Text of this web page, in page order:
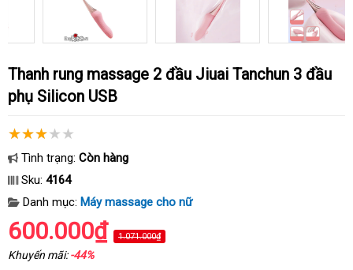
Thanh rung massage 2 đầu Jiuai Tanchun 3 đầu
phụ Silicon USB
Tình trạng: Còn hàng
Sku: 4164
Danh mục: Máy massage cho nữ
600.000₫ 1.071.000₫
Khuyến mãi:-44%